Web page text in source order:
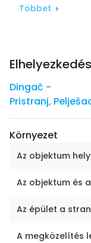
Többet
Elhelyezkedés
Dingač -
Pristranj,
Környezet
Az objektum
Az objektum és
Az épület a
A megközelítés